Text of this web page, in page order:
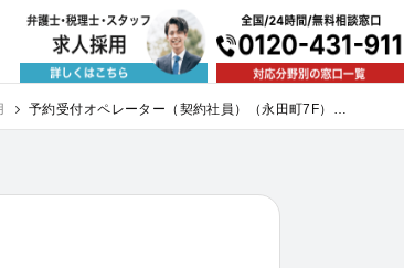
公益活動
京都 神戸 福岡
募集（月給38万以上）
予約受付オペレーター（契約社員）（永田町7F）｜